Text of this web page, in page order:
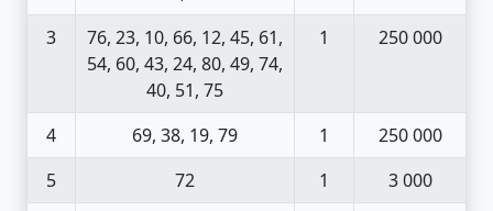
3
76, 23, 10, 66, 12, 45, 61,
54, 60, 43, 24, 80, 49, 74,
40, 51, 75
1 250 000
4 69, 38, 19, 79 1
250 000
5
72 1
3 000